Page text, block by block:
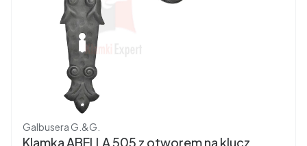
Producent
Galbusera G.&G.
Klamka ABELLA 505 z otworem na klucz